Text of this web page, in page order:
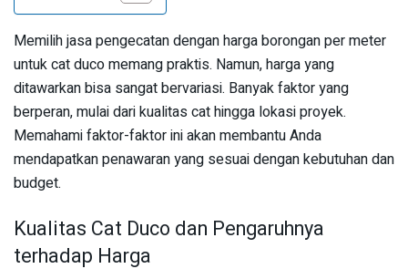
Memilih jasa pengecatan dengan harga borongan per meter
untuk cat duco memang praktis. Namun, harga yang
ditawarkan bisa sangat bervariasi. Banyak faktor yang
berperan, mulai dari kualitas cat hingga lokasi proyek.
Memahami faktor-faktor ini akan membantu Anda
mendapatkan penawaran yang sesuai dengan kebutuhan dan
budget.
Kualitas Cat Duco dan Pengaruhnya
terhadap Harga